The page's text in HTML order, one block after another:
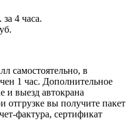
4 часа.
самостоятельно, в
1 час. Дополнительное
и выезд автокрана
отгрузке вы получите пакет
фактура, сертификат